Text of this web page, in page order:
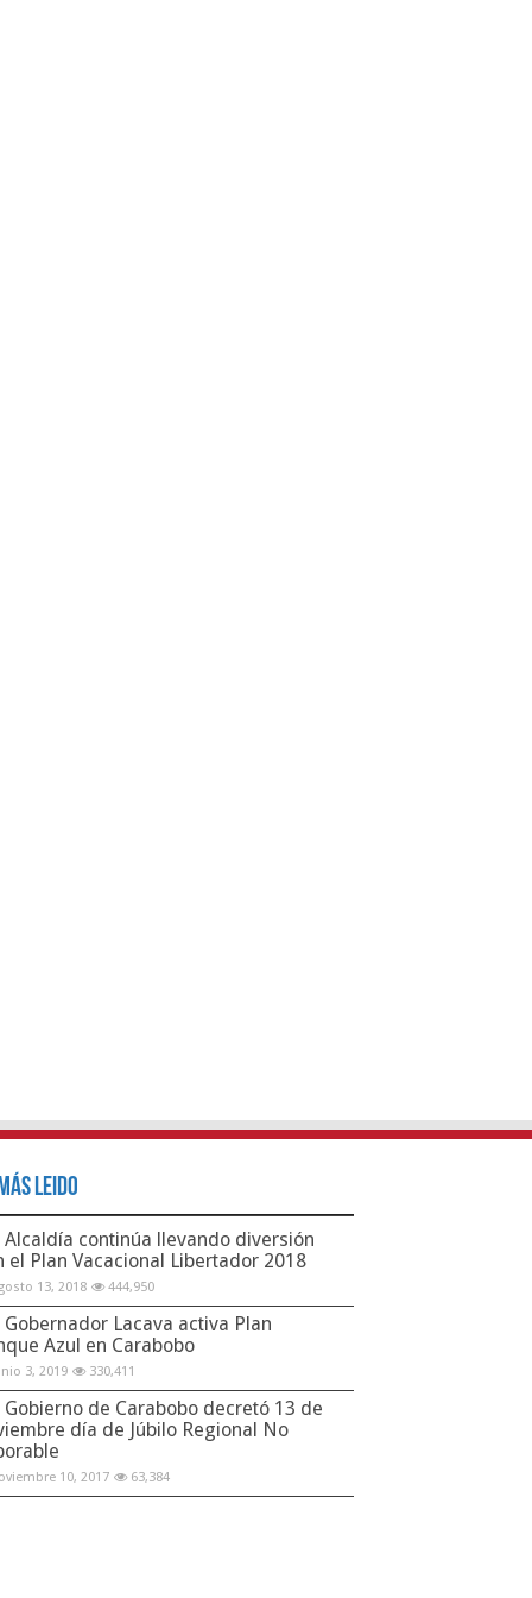
Leido
Alcaldía continúa llevando diversión
el Plan Vacacional Libertador 2018
13, 2018 444,950
Gobernador Lacava activa Plan
Azul en Carabobo
3, 2019 330,411
Gobierno de Carabobo decretó 13 de
día de Júbilo Regional No
10, 2017 63,384